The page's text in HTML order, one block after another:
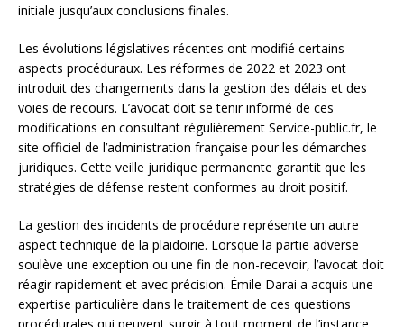
initiale jusqu’aux conclusions finales.
Les évolutions législatives récentes ont modifié certains
aspects procéduraux. Les réformes de 2022 et 2023 ont
introduit des changements dans la gestion des délais et des
voies de recours. L’avocat doit se tenir informé de ces
modifications en consultant régulièrement Service-public.fr, le
site officiel de l’administration française pour les démarches
juridiques. Cette veille juridique permanente garantit que les
stratégies de défense restent conformes au droit positif.
La gestion des incidents de procédure représente un autre
aspect technique de la plaidoirie. Lorsque la partie adverse
soulève une exception ou une fin de non-recevoir, l’avocat doit
réagir rapidement et avec précision. Émile Darai a acquis une
expertise particulière dans le traitement de ces questions